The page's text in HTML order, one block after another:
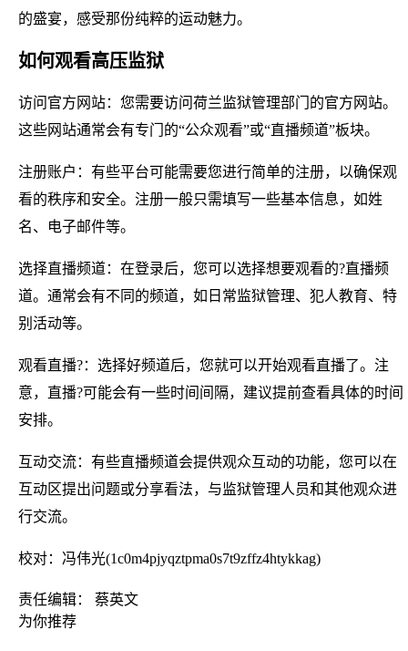
的盛宴，感受那份纯粹的运动魅力。
如何观看高压监狱
访问官方网站：您需要访问荷兰监狱管理部门的官方网站。
这些网站通常会有专门的“公众观看”或“直播频道”板块。
注册账户：有些平台可能需要您进行简单的注册，以确保观
看的秩序和安全。注册一般只需填写一些基本信息，如姓
名、电子邮件等。
选择直播频道：在登录后，您可以选择想要观看的?直播频
道。通常会有不同的频道，如日常监狱管理、犯人教育、特
别活动等。
观看直播?：选择好频道后，您就可以开始观看直播了。注
意，直播?可能会有一些时间间隔，建议提前查看具体的时间
安排。
互动交流：有些直播频道会提供观众互动的功能，您可以在
互动区提出问题或分享看法，与监狱管理人员和其他观众进
行交流。
校对：冯伟光(1c0m4pjyqztpma0s7t9zffz4htykkag)
责任编辑： 蔡英文
为你推荐